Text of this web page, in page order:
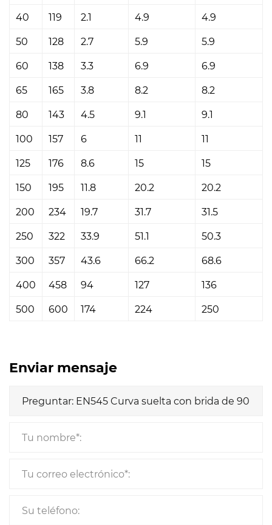
40
119 2.1 4.9
4.9
50
128 2.7 5.9
5.9
60
138 3.3 6.9
6.9
65
165 3.8 8.2
8.2
80
143 4.5 9.1
9.1
100
157 6 11
11
125
176 8.6 15
15
150
195 11.8 20.2
20.2
200
234 19.7 31.7
31.5
250
322 33.9 51.1
50.3
300
357 43.6 66.2
68.6
400
458 94 127
136
500
600 174 224 250
Enviar mensaje